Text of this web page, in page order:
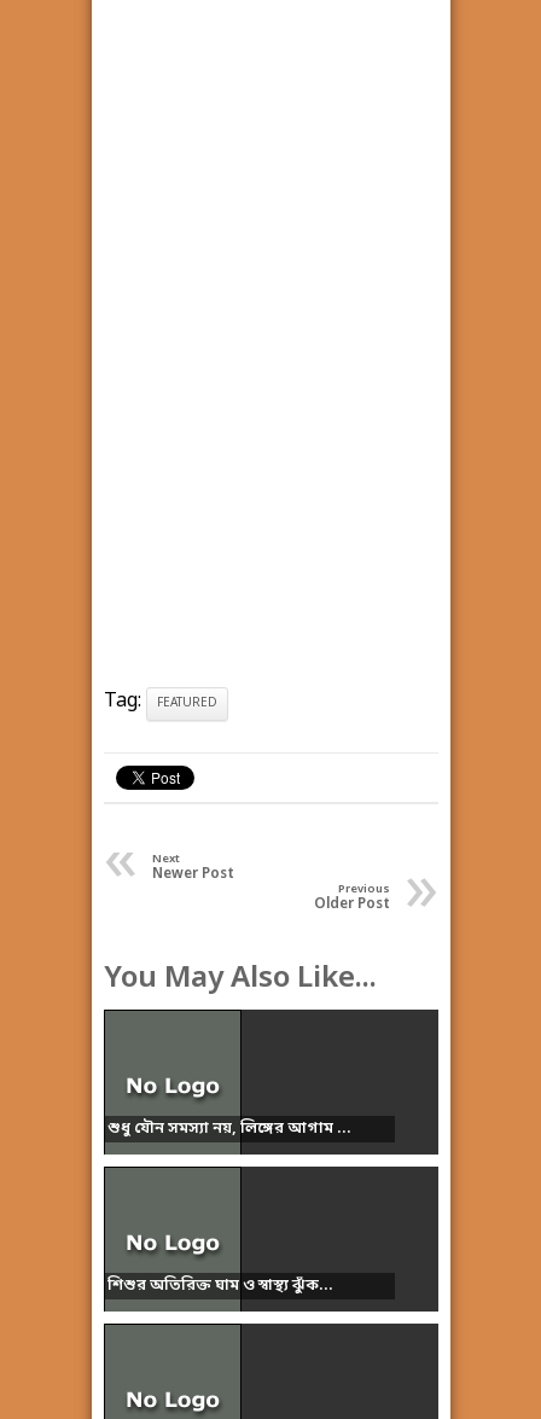
Tag: FEATURED
« Next
Newer Post »
Previous
Older Post
You May Also Like...
শুধু যৌন সমস্যা নয়, লিঙ্গের আগাম ...
শিশুর অতিরিক্ত ঘাম ও স্বাস্থ্য ঝুঁক...